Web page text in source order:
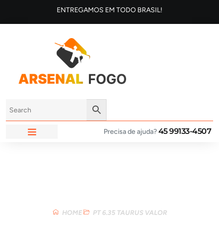
ENTREGAMOS EM TODO BRASIL!
Precisa de ajuda?45 99133-4507
HOME PT 6.35 TAURUS VALOR